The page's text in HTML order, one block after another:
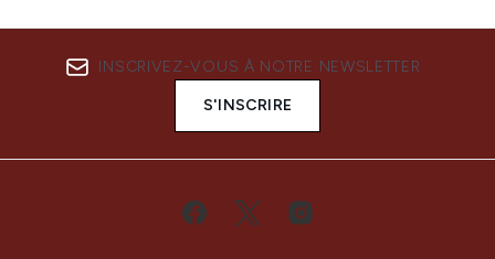
INSCRIVEZ-VOUS À NOTRE NEWSLETTER
S'INSCRIRE